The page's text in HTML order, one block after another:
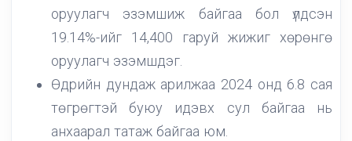
оруулагч эзэмшиж байгаа бол үлдсэн
19.14%-ийг 14,400 гаруй жижиг хөрөнгө
оруулагч эзэмшдэг.
Өдрийн дундаж арилжаа 2024 онд 6.8 сая
төгрөгтэй буюу идэвх сул байгаа нь
анхаарал татаж байгаа юм.